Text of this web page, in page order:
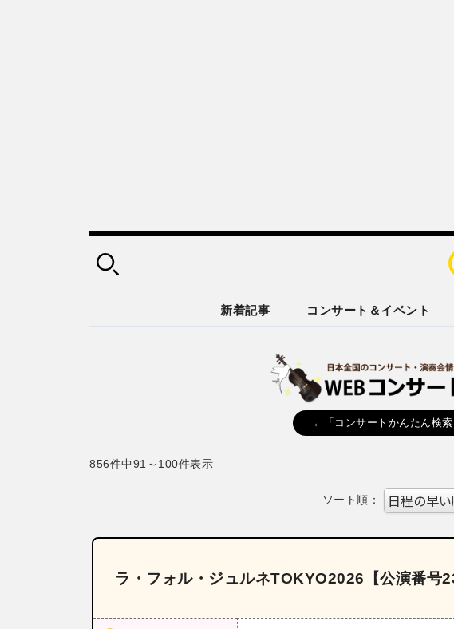
新着記事 コンサート＆イベント
←「コンサートかんたん検索
856件中91～100件表示
ソート順：
ラ・フォル・ジュルネTOKYO2026【公演番号